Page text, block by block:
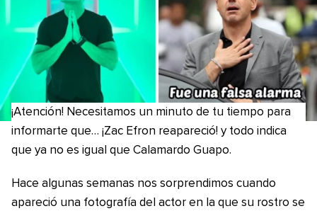
¡Atención! Necesitamos un minuto de tu tiempo para
informarte que… ¡Zac Efron reapareció! y todo indica
que ya no es igual que Calamardo Guapo.
Hace algunas semanas nos sorprendimos cuando
apareció una fotografía del actor en la que su rostro se